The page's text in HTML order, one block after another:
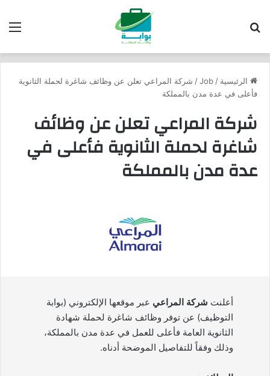
الرئيسية /
Job
/ شركة المراعي تعلن عن وظائف شاغرة لحملة الثانوية
فأعلى في عدة مدن بالمملكة
شركة المراعي تعلن عن وظائف
شاغرة لحملة الثانوية فأعلى في
عدة مدن بالمملكة
أعلنت شركة المراعي عبر موقعها الإلكتروني (بوابة
التوظيف) عن توفر وظائف شاغرة لحملة شهادة
الثانوية العامة فأعلى للعمل في عدة مدن بالمملكة،
وذلك وفقاً للتفاصيل الموضحة أدناه.